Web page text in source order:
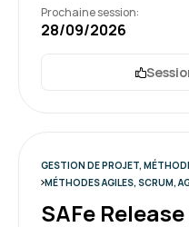
utiles au rôle de PO /
abordées et
Formation : SAFe®
(certification POPM)
Prochaine session:
28/09/2026
GESTION DE PROJET,
MÉTHODES AGILES, SCRUM,
SAFe